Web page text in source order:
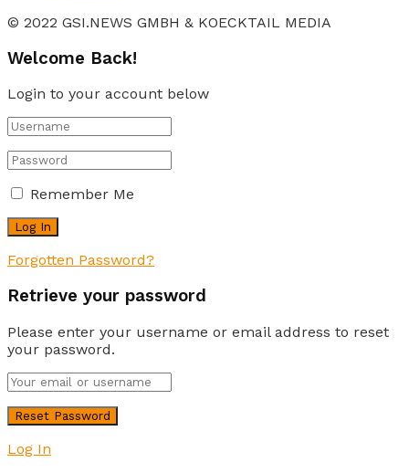
© 2022 GSI.NEWS GMBH & KOECKTAIL MEDIA
Welcome Back!
Login to your account below
Remember Me
Forgotten Password?
Retrieve your password
Please enter your username or email address to reset
your password.
Log In